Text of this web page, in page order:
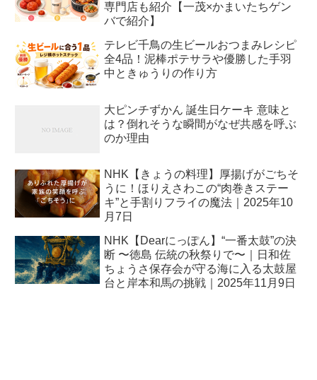
専門店も紹介【一茂×かまいたちゲン
バで紹介】
テレビ千鳥の生ビールおつまみレシピ
全4品！泥棒ポテサラや優勝した手羽
中ときゅうりの作り方
大ピンチずかん 誕生日ケーキ 意味と
は？倒れそうな瞬間がなぜ共感を呼ぶ
のか理由
NHK【きょうの料理】厚揚げがごちそ
うに！ほりえさわこの“肉巻きステー
キ”と手割りフライの魔法｜2025年10
月7日
NHK【Dearにっぽん】“一番太鼓”の決
断 〜徳島 伝統の秋祭りで〜｜日和佐
ちょうさ保存会が守る海に入る太鼓屋
台と岸本和馬の挑戦｜2025年11月9日